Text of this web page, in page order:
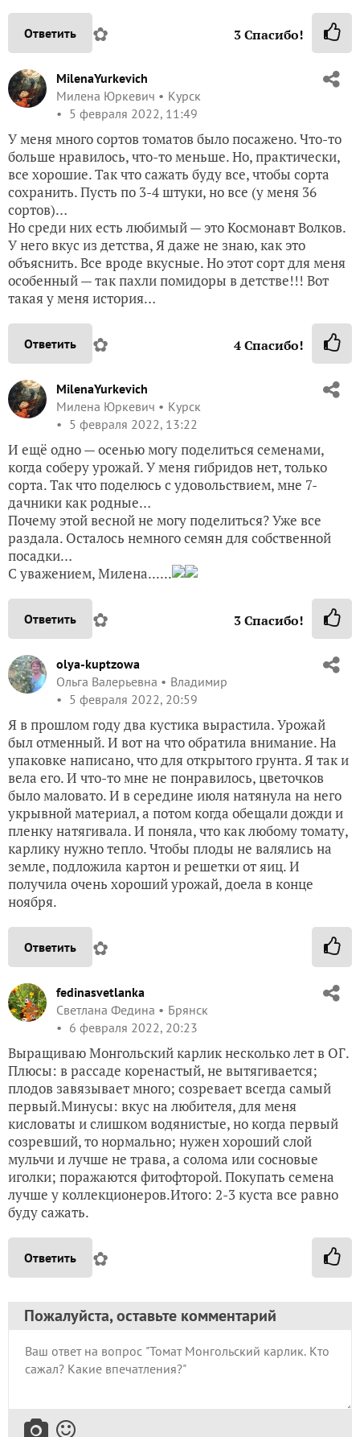
Ответить ✿ 3Спасибо!
MilenaYurkevich
Милена Юркевич
Курск
5 февраля 2022, 11:49
У меня много сортов томатов было посажено. Что-то
больше нравилось, что-то меньше. Но, практически,
все хорошие. Так что сажать буду все, чтобы сорта
сохранить. Пусть по 3-4 штуки, но все (у меня 36
сортов)…
Но среди них есть любимый — это Космонавт Волков.
У него вкус из детства, Я даже не знаю, как это
объяснить. Все вроде вкусные. Но этот сорт для меня
особенный — так пахли помидоры в детстве!!! Вот
такая у меня история…
Ответить ✿ 4Спасибо!
MilenaYurkevich
Милена Юркевич
Курск
5 февраля 2022, 13:22
И ещё одно — осенью могу поделиться семенами,
когда соберу урожай. У меня гибридов нет, только
сорта. Так что поделюсь с удовольствием, мне 7-
дачники как родные…
Почему этой весной не могу поделиться? Уже все
раздала. Осталось немного семян для собственной
посадки…
С уважением, Милена......
Ответить ✿ 3Спасибо!
olya-kuptzowa
Ольга Валерьевна
Владимир
5 февраля 2022, 20:59
Я в прошлом году два кустика вырастила. Урожай
был отменный. И вот на что обратила внимание. На
упаковке написано, что для открытого грунта. Я так и
вела его. И что-то мне не понравилось, цветочков
было маловато. И в середине июля натянула на него
укрывной материал, а потом когда обещали дожди и
пленку натягивала. И поняла, что как любому томату,
карлику нужно тепло. Чтобы плоды не валялись на
земле, подложила картон и решетки от яиц. И
получила очень хороший урожай, доела в конце
ноября.
Ответить ✿
fedinasvetlanka
Светлана Федина
Брянск
6 февраля 2022, 20:23
Выращиваю Монгольский карлик несколько лет в ОГ.
Плюсы: в рассаде коренастый, не вытягивается;
плодов завязывает много; созревает всегда самый
первый.Минусы: вкус на любителя, для меня
кисловаты и слишком водянистые, но когда первый
созревший, то нормально; нужен хороший слой
мульчи и лучше не трава, а солома или сосновые
иголки; поражаются фитофторой. Покупать семена
лучше у коллекционеров.Итого: 2-3 куста все равно
буду сажать.
Ответить ✿
Пожалуйста, оставьте комментарий